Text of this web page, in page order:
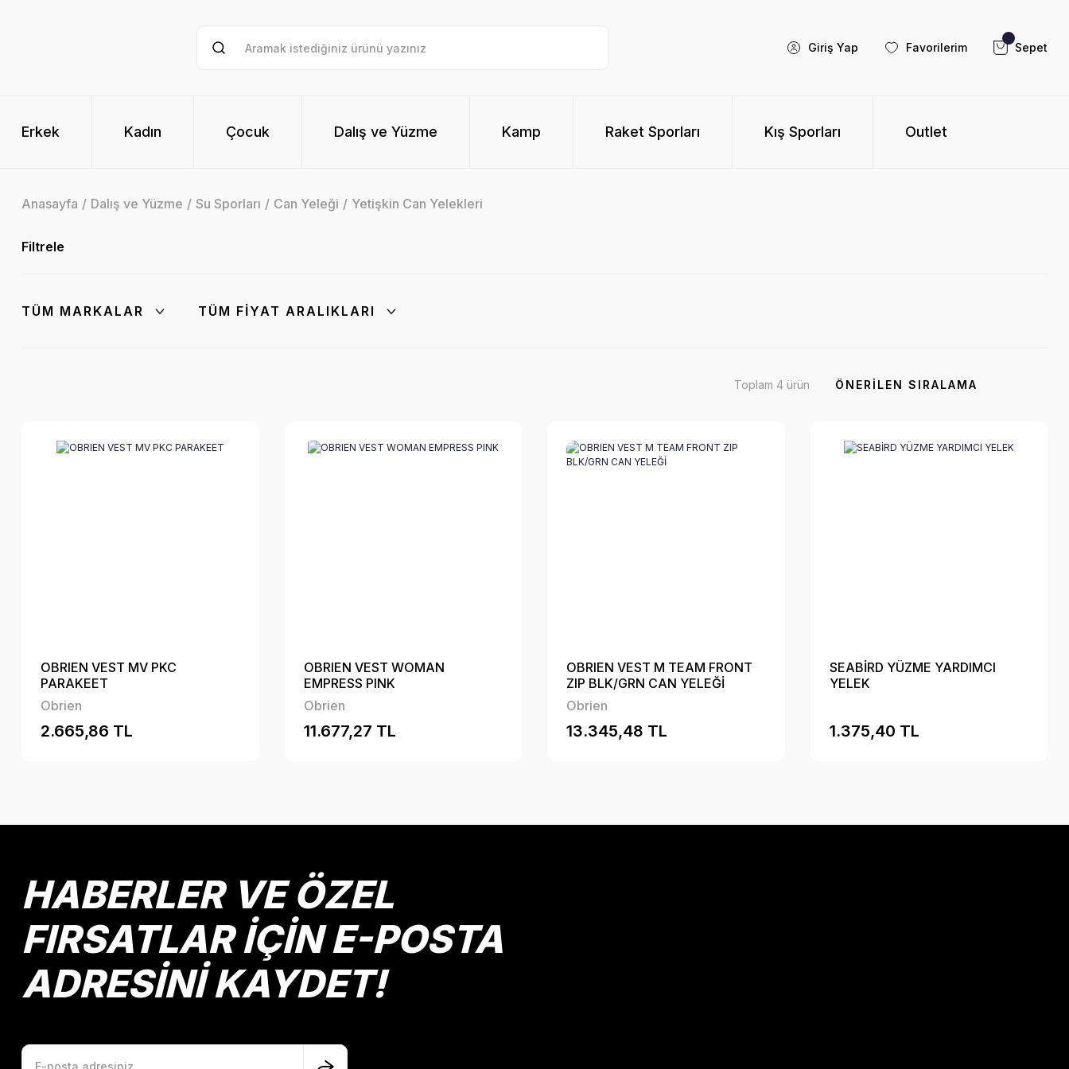
Giriş Yap Favorilerim Sepet
Erkek Kadın Çocuk Dalış ve Yüzme Kamp Raket Sporları Kış Sporları Outlet
Anasayfa Dalış ve Yüzme Su Sporları Can Yeleği Yetişkin Can Yelekleri
Filtrele
TÜM MARKALAR TÜM FIYAT ARALIKLARI
Toplam 4 ürün
OBRIEN VEST MV PKC
PARAKEET
Obrien
2.665,86 TL
OBRIEN VEST WOMAN
EMPRESS PINK
Obrien
11.677,27 TL
OBRIEN VEST M TEAM FRONT
ZIP BLK/GRN CAN YELEĞİ
Obrien
13.345,48 TL
SEABİRD YÜZME YARDIMCI
YELEK
1.375,40 TL
HABERLER VE ÖZEL
FIRSATLAR İÇİN E-POSTA
ADRESİNİ KAYDET!